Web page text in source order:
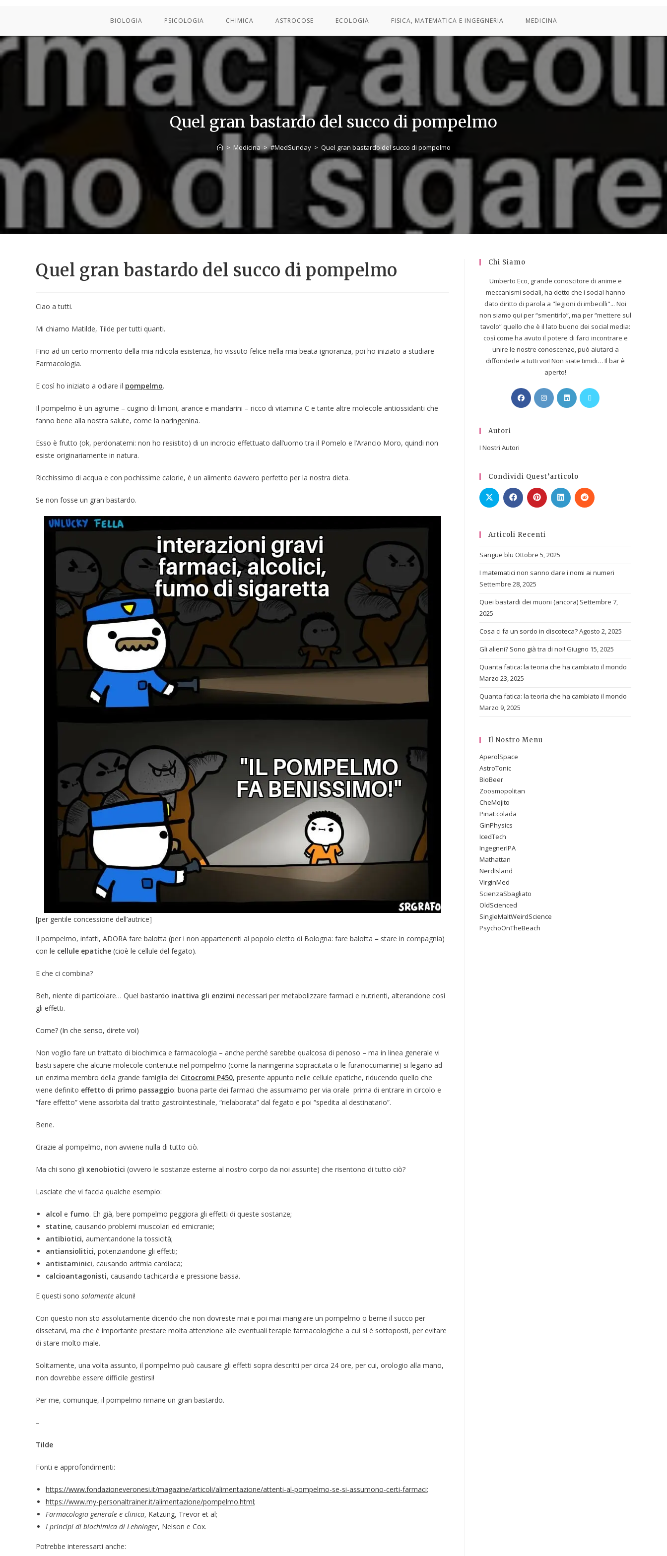
BIOLOGIA PSICOLOGIA CHIMICA ASTROCOSE ECOLOGIA FISICA, MATEMATICA E INGEGNERIA MEDICINA
Quel gran bastardo del succo di pompelmo
> Medicina > #MedSunday > Quel gran bastardo del succo di pompelmo
Quel gran bastardo del succo di pompelmo
Ciao a tutti.
Mi chiamo Matilde, Tilde per tutti quanti.
Fino ad un certo momento della mia ridicola esistenza, ho vissuto felice nella mia beata ignoranza, poi ho iniziato a studiare
Farmacologia.
E così ho iniziato a odiare il pompelmo.
Il pompelmo è un agrume – cugino di limoni, arance e mandarini – ricco di vitamina C e tante altre molecole antiossidanti che
fanno bene alla nostra salute, come la naringenina.
Esso è frutto (ok, perdonatemi: non ho resistito) di un incrocio effettuato dall’uomo tra il Pomelo e l’Arancio Moro, quindi non
esiste originariamente in natura.
Ricchissimo di acqua e con pochissime calorie, è un alimento davvero perfetto per la nostra dieta.
Se non fosse un gran bastardo.
[per gentile concessione dell’autrice]
Il pompelmo, infatti, ADORA fare balotta (per i non appartenenti al popolo eletto di Bologna: fare balotta = stare in compagnia)
con le cellule epatiche (cioè le cellule del fegato).
E che ci combina?
Beh, niente di particolare… Quel bastardo inattiva gli enzimi necessari per metabolizzare farmaci e nutrienti, alterandone così
gli effetti.
Come? (In che senso, direte voi)
Non voglio fare un trattato di biochimica e farmacologia – anche perché sarebbe qualcosa di penoso – ma in linea generale vi
basti sapere che alcune molecole contenute nel pompelmo (come la naringerina sopracitata o le furanocumarine) si legano ad
un enzima membro della grande famiglia dei Citocromi P450, presente appunto nelle cellule epatiche, riducendo quello che
viene definito effetto di primo passaggio: buona parte dei farmaci che assumiamo per via orale prima di entrare in circolo e
“fare effetto” viene assorbita dal tratto gastrointestinale, “rielaborata” dal fegato e poi “spedita al destinatario”.
Bene.
Grazie al pompelmo, non avviene nulla di tutto ciò.
Ma chi sono gli xenobiotici (ovvero le sostanze esterne al nostro corpo da noi assunte) che risentono di tutto ciò?
Lasciate che vi faccia qualche esempio:
alcol e fumo. Eh già, bere pompelmo peggiora gli effetti di queste sostanze;
statine, causando problemi muscolari ed emicranie;
antibiotici, aumentandone la tossicità;
antiansiolitici, potenziandone gli effetti;
antistaminici, causando aritmia cardiaca;
calcioantagonisti, causando tachicardia e pressione bassa.
E questi sono solamente alcuni!
Con questo non sto assolutamente dicendo che non dovreste mai e poi mai mangiare un pompelmo o berne il succo per
dissetarvi, ma che è importante prestare molta attenzione alle eventuali terapie farmacologiche a cui si è sottoposti, per evitare
di stare molto male.
Solitamente, una volta assunto, il pompelmo può causare gli effetti sopra descritti per circa 24 ore, per cui, orologio alla mano,
non dovrebbe essere difficile gestirsi!
Per me, comunque, il pompelmo rimane un gran bastardo.
–
Tilde
Fonti e approfondimenti:
https://www.fondazioneveronesi.it/magazine/articoli/alimentazione/attenti-al-pompelmo-se-si-assumono-certi-farmaci;
https://www.my-personaltrainer.it/alimentazione/pompelmo.html;
Farmacologia generale e clinica, Katzung, Trevor et al;
I principi di biochimica di Lehninger, Nelson e Cox.
Potrebbe interessarti anche:
Chi Siamo
Umberto Eco, grande conoscitore di anime e
meccanismi sociali, ha detto che i social hanno
dato diritto di parola a "legioni di imbecilli"... Noi
non siamo qui per “smentirlo”, ma per “mettere sul
tavolo” quello che è il lato buono dei social media:
così come ha avuto il potere di farci incontrare e
unire le nostre conoscenze, può aiutarci a
diffonderle a tutti voi! Non siate timidi… Il bar è
aperto!
Autori
I Nostri Autori
Condividi Quest’articolo
Articoli Recenti
Sangue blu Ottobre 5, 2025
I matematici non sanno dare i nomi ai numeri
Settembre 28, 2025
Quei bastardi dei muoni (ancora) Settembre 7,
2025
Cosa ci fa un sordo in discoteca?Agosto 2, 2025
Gli alieni? Sono già tra di noi! Giugno 15, 2025
Quanta fatica: la teoria che ha cambiato il mondo
Marzo 23, 2025
Quanta fatica: la teoria che ha cambiato il mondo
Marzo 9, 2025
Il Nostro Menu
AperolSpace
AstroTonic
BioBeer
Zoosmopolitan
CheMojito
PiñaEcolada
GinPhysics
IcedTech
IngegnerIPA
Mathattan
NerdIsland
VirginMed
ScienzaSbagliato
OldScienced
SingleMaltWeirdScience
PsychoOnTheBeach